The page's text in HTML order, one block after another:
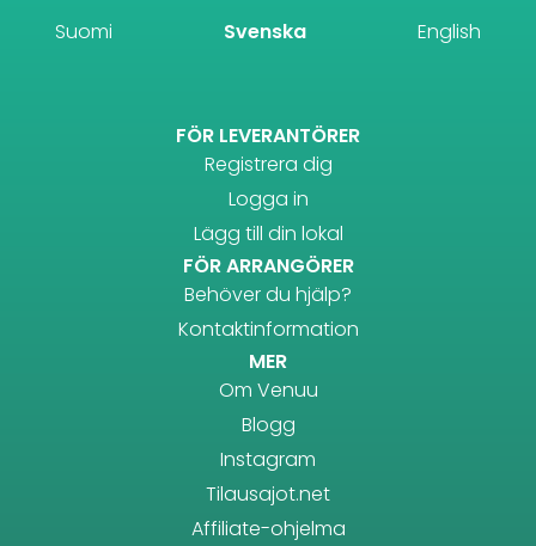
Suomi Svenska English
FÖR LEVERANTÖRER
Registrera dig
Logga in
Lägg till din lokal
FÖR ARRANGÖRER
Behöver du hjälp?
Kontaktinformation
MER
Om Venuu
Blogg
Instagram
Tilausajot.net
Affiliate-ohjelma